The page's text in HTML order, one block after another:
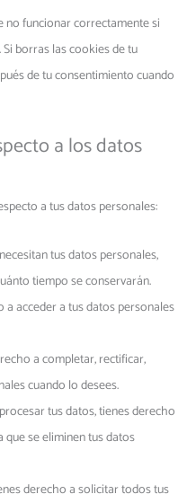
no funcionar correctamente si
borras las cookies de tu
de tu consentimiento cuando
a los datos
a tus datos personales:
tus datos personales,
tiempo se conservarán.
acceder a tus datos personales
a completar, rectificar,
cuando lo desees.
tus datos, tienes derecho
se eliminen tus datos
derecho a solicitar todos tus